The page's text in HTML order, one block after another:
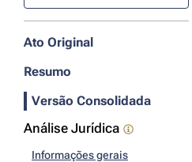
Ato Original
Resumo
Versão Consolidada
Análise Jurídica
Informações gerais